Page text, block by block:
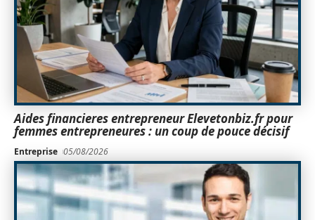
Aides financieres entrepreneur Elevetonbiz.fr pour
femmes entrepreneures : un coup de pouce décisif
Entreprise 05/08/2026